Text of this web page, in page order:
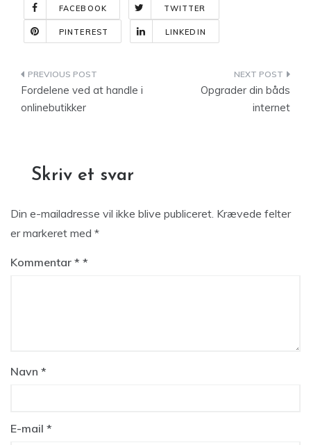
FACEBOOK TWITTER
PINTEREST LINKEDIN
Indlægsnavigation
Fordelene ved at handle i
onlinebutikker
Opgrader din båds
internet
Skriv et svar
Din e-mailadresse vil ikke blive publiceret. Krævede felter
er markeret med *
Kommentar *
Navn *
E-mail *